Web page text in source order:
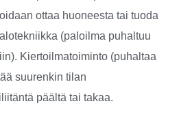
ottaa huoneesta tai tuoda
(paloilma puhaltuu
Kiertoilmatoiminto (puhaltaa
suurenkin tilan
päältä tai takaa.